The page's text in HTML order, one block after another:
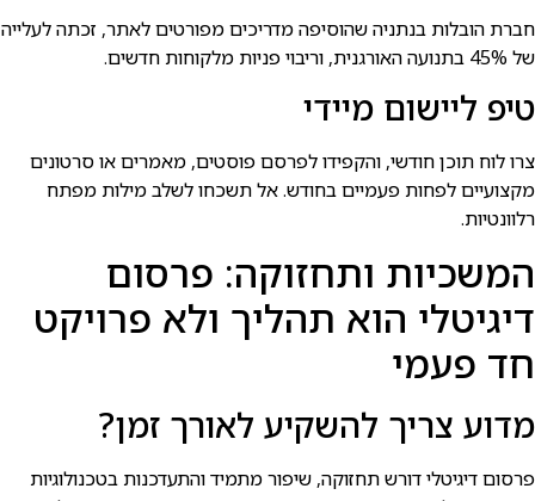
חברת הובלות בנתניה שהוסיפה מדריכים מפורטים לאתר, זכתה לעלייה
של 45% בתנועה האורגנית, וריבוי פניות מלקוחות חדשים.
טיפ ליישום מיידי
צרו לוח תוכן חודשי, והקפידו לפרסם פוסטים, מאמרים או סרטונים
מקצועיים לפחות פעמיים בחודש. אל תשכחו לשלב מילות מפתח
רלוונטיות.
המשכיות ותחזוקה: פרסום
דיגיטלי הוא תהליך ולא פרויקט
חד פעמי
מדוע צריך להשקיע לאורך זמן?
פרסום דיגיטלי דורש תחזוקה, שיפור מתמיד והתעדכנות בטכנולוגיות